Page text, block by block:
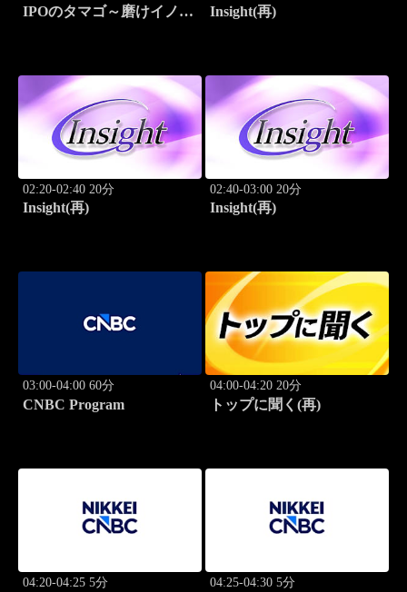
IPOのタマゴ～磨けイノベ
Insight(再)
02:20-02:40 20分
Insight(再)
02:40-03:00 20分
Insight(再)
03:00-04:00 60分
CNBC Program
04:00-04:20 20分
トップに聞く(再)
04:20-04:25 5分 04:25-04:30 5分